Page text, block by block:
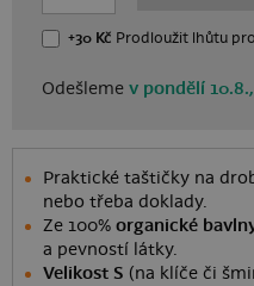
+30 Kč Prodloužit lhůtu
Odešlemev pondělí 10.8.,
Praktické taštičky na
nebo třeba doklady.
Ze 100%organické
a pevností látky.
Velikost S (na klíče či